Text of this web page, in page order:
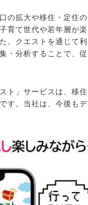
の拡大や移住・定住
育て世代や若年層が
。クエストを通じて
・分析することで、
ト」サービスは、移
す。当社は、今後も